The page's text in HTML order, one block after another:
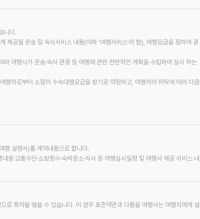
니다.
제공될 운송 및 숙식서비스 내용(이하 '여행서비스'라 함), 여행요금을 정하여 광
여행사가 운송·숙식·관광 등 여행에 관한 전반적인 계획을 수립하여 실시 하는
자로부터 소정의 수속대행요금을 받기로 약정하고, 여행자의 위탁에 따라 다음
행 설명서)를 계약내용으로 합니다.
·교통수단·쇼핑횟수·숙박장소·식사 등 여행실시일정 및 여행사 제공 서비스 내
로 특약을 맺을 수 있습니다. 이 경우 표준약관과 다름을 여행사는 여행자에게 설